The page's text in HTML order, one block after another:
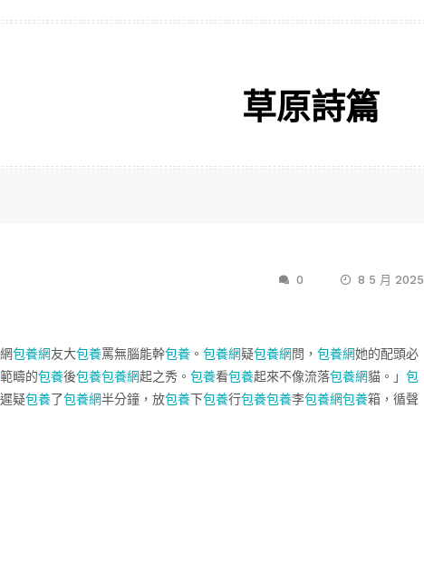
草原詩篇
0 8 5 月 2025
包養網友大包養罵無腦能幹包養 。 包養網疑包養網問， 包養網她的配頭必
範疇的包養後包養包養網起之秀。 包養看包養起來不像流落包養網貓。」 包
疑包養了包養網半分鐘，放包養下包養行包養包養李包養網包養箱，循聲